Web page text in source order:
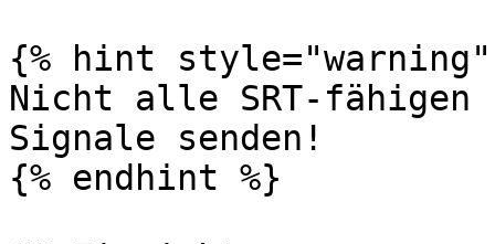
{% hint style="warning"
Nicht alle SRT-fähigen
Signale senden!
{% endhint %}